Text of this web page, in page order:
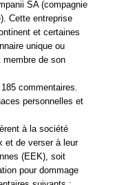
SA (compagnie
Cette entreprise
et certaines
unique ou
membre de son
commentaires.
personnelles et
à la société
et de verser à leur
(EEK), soit
pour dommage